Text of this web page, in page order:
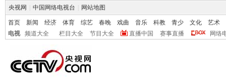
央视网 中国网络电视台 网站地图
首页 新闻 经济 体育 综艺 春晚 戏曲 音乐 科教 青少 文化
艺术
电视
频道大全 栏目大全 节目大全 直播中国 赛事直播 网络